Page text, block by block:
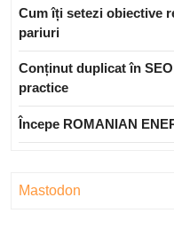
Cum îți setezi obiective
pariuri
Conținut duplicat în
practice
Începe ROMANIAN
Mastodon